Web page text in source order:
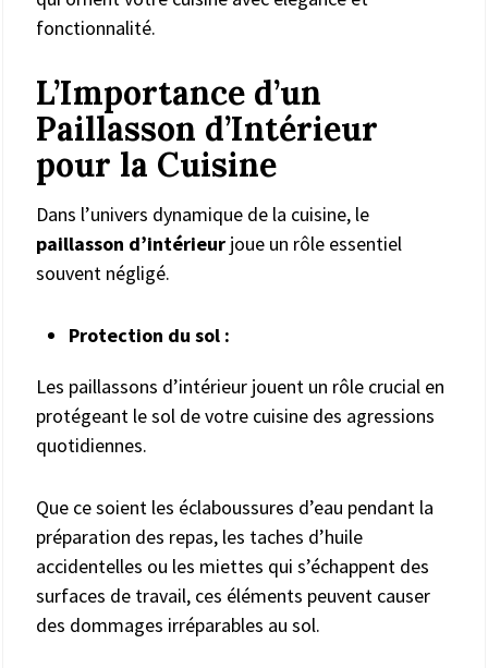
fonctionnalité.
L’Importance d’un
Paillasson d’Intérieur
pour la Cuisine
Dans l’univers dynamique de la cuisine, le
paillasson d’intérieur joue un rôle essentiel
souvent négligé.
Protection du sol :
Les paillassons d’intérieur jouent un rôle crucial en
protégeant le sol de votre cuisine des agressions
quotidiennes.
Que ce soient les éclaboussures d’eau pendant la
préparation des repas, les taches d’huile
accidentelles ou les miettes qui s’échappent des
surfaces de travail, ces éléments peuvent causer
des dommages irréparables au sol.